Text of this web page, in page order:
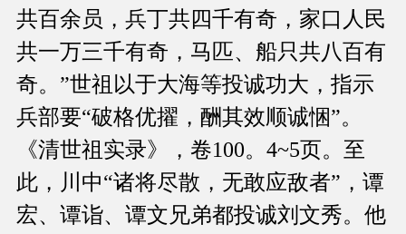
共百余员，兵丁共四千有奇，家口人民
共一万三千有奇，马匹、船只共八百有
奇。”世祖以于大海等投诚功大，指示
兵部要“破格优擢，酬其效顺诚悃”。
《清世祖实录》，卷100。4~5页。至
此，川中“诸将尽散，无敢应敌者”，谭
宏、谭诣、谭文兄弟都投诚刘文秀。他